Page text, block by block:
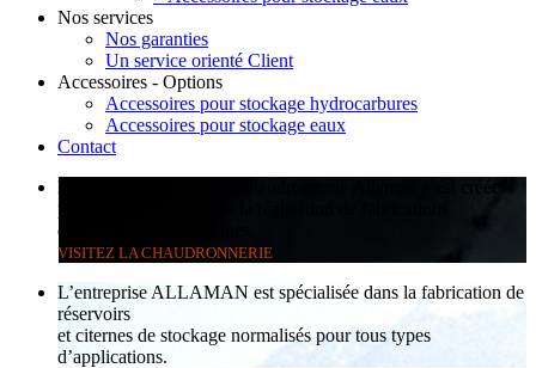
Nos services
Nos garanties
Un service orienté Client
Accessoires - Options
Accessoires pour stockage hydrocarbures
Accessoires pour stockage eaux
Contact
En 2013, la filiale « La Chaudronnerie Allaman » est créée
pour se spécialiser dans la réalisation de fabrications
chaudronnées spécifiques.
VISITEZ LA CHAUDRONNERIE
L’entreprise ALLAMAN est spécialisée dans la fabrication de
réservoirs
et citernes de stockage normalisés pour tous types
d’applications.